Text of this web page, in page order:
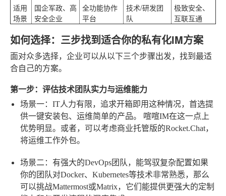
适用
场景
国企军政、高
安全企业
全功能协作
平台
技术/研发团
队
极致安全、
互联互通
如何选择：三步找到适合你的私有化IM方案
面对众多选择，企业可以从以下三个步骤出发，找到最适
合自己的方案。
第一步：评估技术团队实力与运维能力
场景一：IT人力有限，追求开箱即用这种情况，首选提
供一键安装包、运维简单的产品。 喧喧IM在这一点上
优势明显。或者，可以考虑商业托管版的Rocket.Chat，
将运维工作外包。
场景二：有强大的DevOps团队，能驾驭复杂配置如果
你的团队对Docker、Kubernetes等技术非常熟悉，那么
可以挑战Mattermost或Matrix，它们能提供更强大的定制